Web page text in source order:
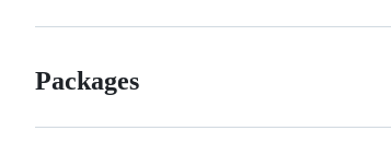
Packages